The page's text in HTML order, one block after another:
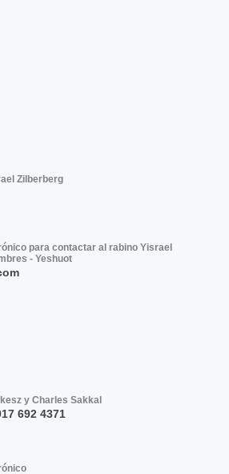
Zilberberg
para contactar al rabino Yisrael
- Yeshuot
y Charles Sakkal
692 4371